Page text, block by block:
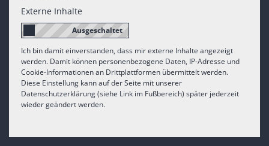
Externe Inhalte
Ich bin damit einverstanden, dass mir externe Inhalte angezeigt
werden. Damit können personenbezogene Daten, IP-Adresse und
Cookie-Informationen an Drittplattformen übermittelt werden.
Diese Einstellung kann auf der Seite mit unserer
Datenschutzerklärung (siehe Link im Fußbereich) später jederzeit
wieder geändert werden.